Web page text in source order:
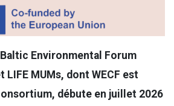
Environmental Forum
LIFE MUMs, dont WECF est
débute en juillet 2026